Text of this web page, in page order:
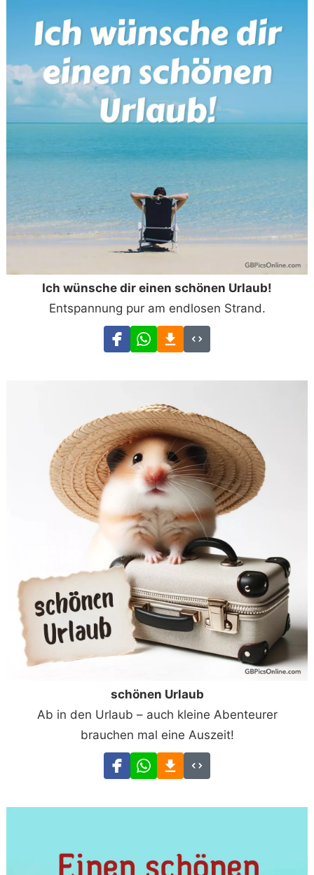
Ich wünsche dir einen schönen Urlaub!
Entspannung pur am endlosen Strand.
schönen Urlaub
Ab in den Urlaub – auch kleine Abenteurer
brauchen mal eine Auszeit!